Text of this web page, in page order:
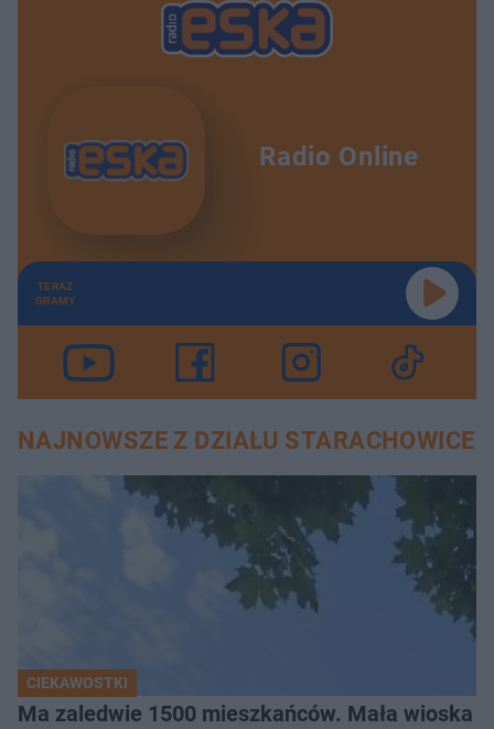
Radio Online
TERAZ
GRAMY
NAJNOWSZE Z DZIAŁU STARACHOWICE
CIEKAWOSTKI
Ma zaledwie 1500 mieszkańców. Mała wioska